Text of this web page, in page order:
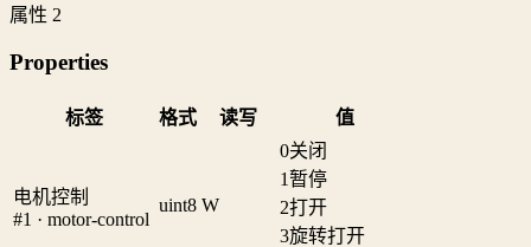
属性 2
Properties
标签 格式 读写 值
电机控制
#1 · motor-control
uint8 W
0关闭
1 暂停
2打开
3旋转打开